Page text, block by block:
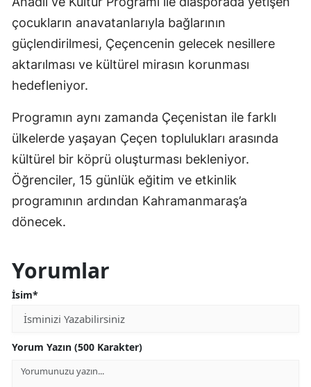
çocukların anavatanlarıyla bağlarının
güçlendirilmesi, Çeçencenin gelecek nesillere
aktarılması ve kültürel mirasın korunması
hedefleniyor.
Programın aynı zamanda Çeçenistan ile farklı
ülkelerde yaşayan Çeçen toplulukları arasında
kültürel bir köprü oluşturması bekleniyor.
Öğrenciler, 15 günlük eğitim ve etkinlik
programının ardından Kahramanmaraş’a
dönecek.
Yorumlar
İsim*
Yorum Yazın (500 Karakter)